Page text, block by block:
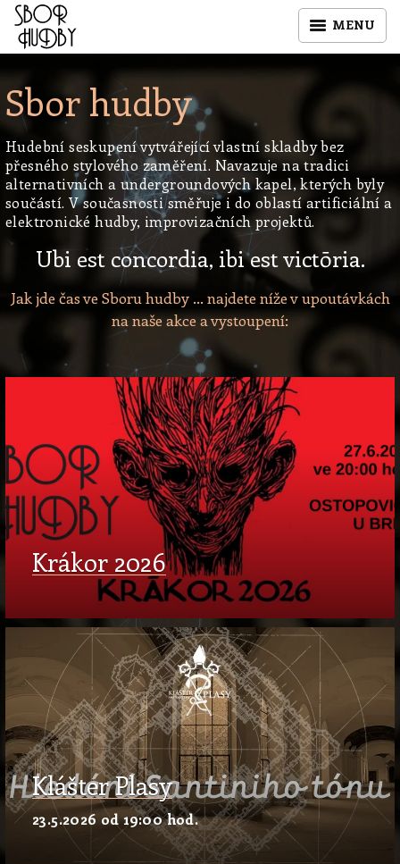
MENU
Sbor hudby
Hudební seskupení vytvářející vlastní skladby bez
přesného stylového zaměření. Navazuje na tradici
alternativních a undergroundových kapel, kterých byly
součástí. V současnosti směřuje i do oblastí artificiální a
elektronické hudby, improvizačních projektů.
Ubi est concordia, ibi est victōria.
Jak jde čas ve Sboru hudby … najdete níže v upoutávkách
na naše akce a vystoupení:
Krákor 2026
Klášter Plasy
23.5.2026 od 19:00 hod.